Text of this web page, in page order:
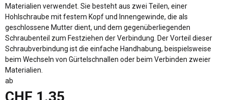
Materialien verwendet. Sie besteht aus zwei Teilen, einer
Hohlschraube mit festem Kopf und Innengewinde, die als
geschlossene Mutter dient, und dem gegenüberliegenden
Schraubenteil zum Festziehen der Verbindung. Der Vorteil dieser
Schraubverbindung ist die einfache Handhabung, beispielsweise
beim Wechseln von Gürtelschnallen oder beim Verbinden zweier
Materialien.
ab
CHF 1.35